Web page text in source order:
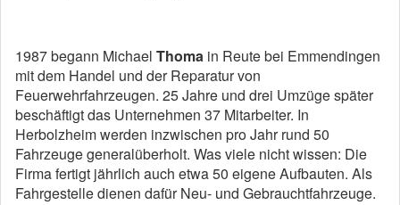
1987 begann Michael Thoma in Reute bei Emmendingen
mit dem Handel und der Reparatur von
Feuerwehrfahrzeugen. 25 Jahre und drei Umzüge später
beschäftigt das Unternehmen 37 Mitarbeiter. In
Herbolzheim werden inzwischen pro Jahr rund 50
Fahrzeuge generalüberholt. Was viele nicht wissen: Die
Firma fertigt jährlich auch etwa 50 eigene Aufbauten. Als
Fahrgestelle dienen dafür Neu- und Gebrauchtfahrzeuge.